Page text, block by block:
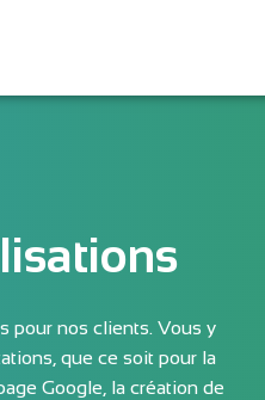
pour nos clients. Vous y
que ce soit pour la
Google, la création de